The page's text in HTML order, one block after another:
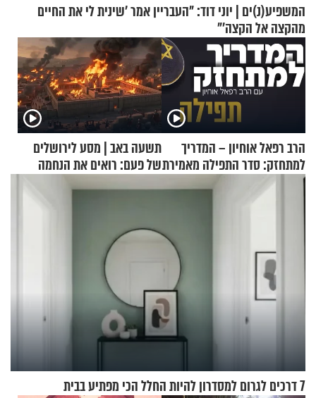
המשפיע(נ)ים | יוני דוד: "העבריין אמר 'שינית לי את החיים
מהקצה אל הקצה'"
הרב רפאל אוחיון – המדריך
למתחזק: סדר התפילה מאמירת
הקורבנות ועד קריאת שמע
תשעה באב | מסע לירושלים
של פעם: רואים את הנחמה
7 דרכים לגרום למסדרון להיות החלל הכי מפתיע בבית